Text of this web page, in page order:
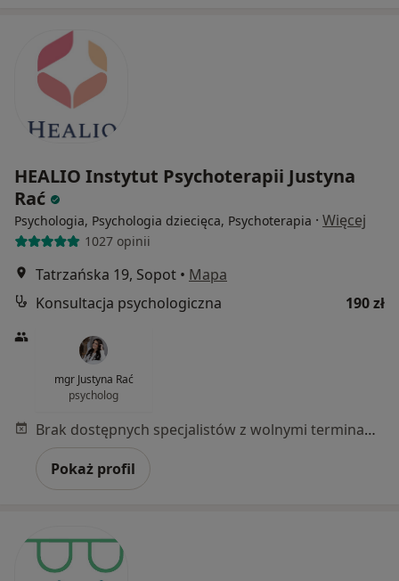
HEALIO Instytut Psychoterapii Justyna
Rać
Psychologia, Psychologia dziecięca, Psychoterapia · Więcej
1027 opinii
Tatrzańska 19, Sopot • Mapa
Konsultacja psychologiczna
190 zł
mgr Justyna Rać
psycholog
Brak dostępnych specjalistów z wolnymi terminami w tym centrum medycznym.
Pokaż profil